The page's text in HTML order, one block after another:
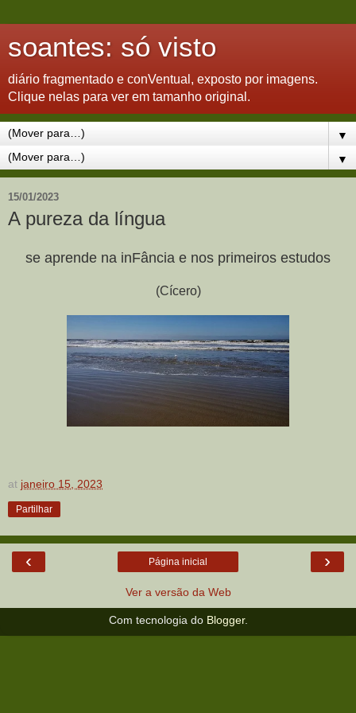
soantes: só visto
diário fragmentado e conVentual, exposto por imagens.
Clique nelas para ver em tamanho original.
▼
▼
15/01/2023
A pureza da língua
se aprende na inFância e nos primeiros estudos
(Cícero)
at janeiro 15, 2023
Partilhar
‹ ›
Página inicial
Ver a versão da Web
Com tecnologia do Blogger.